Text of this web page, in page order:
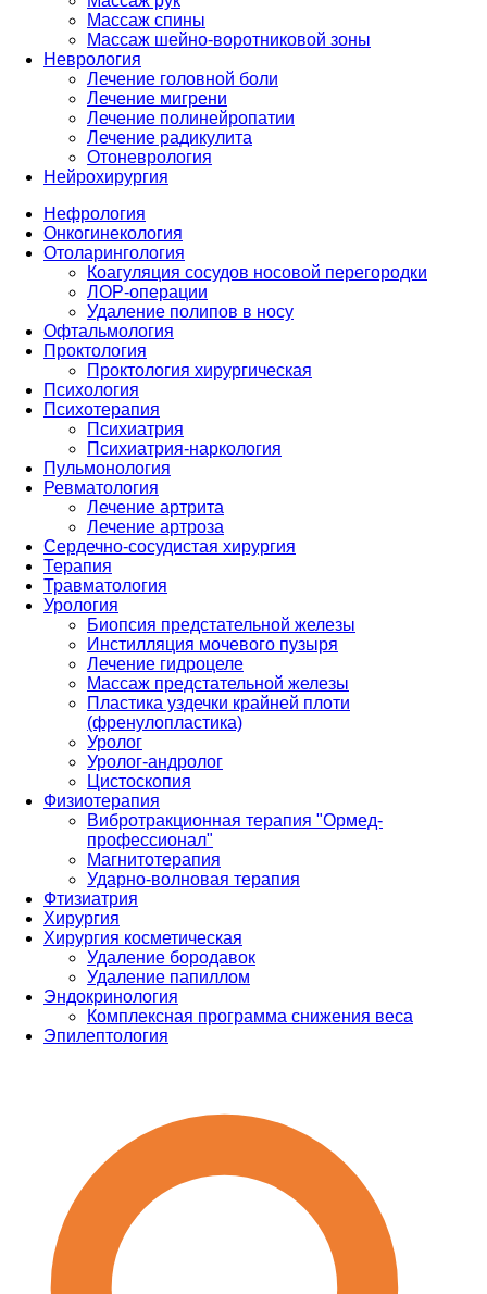
Массаж спины
Массаж шейно-воротниковой зоны
Неврология
Лечение головной боли
Лечение мигрени
Лечение полинейропатии
Лечение радикулита
Отоневрология
Нейрохирургия
Нефрология
Онкогинекология
Отоларингология
Коагуляция сосудов носовой перегородки
ЛОР-операции
Удаление полипов в носу
Офтальмология
Проктология
Проктология хирургическая
Психология
Психотерапия
Психиатрия
Психиатрия-наркология
Пульмонология
Ревматология
Лечение артрита
Лечение артроза
Сердечно-сосудистая хирургия
Терапия
Травматология
Урология
Биопсия предстательной железы
Инстилляция мочевого пузыря
Лечение гидроцеле
Массаж предстательной железы
Пластика уздечки крайней плоти
(френулопластика)
Уролог
Уролог-андролог
Цистоскопия
Физиотерапия
Вибротракционная терапия "Ормед-
профессионал"
Магнитотерапия
Ударно-волновая терапия
Фтизиатрия
Хирургия
Хирургия косметическая
Удаление бородавок
Удаление папиллом
Эндокринология
Комплексная программа снижения веса
Эпилептология